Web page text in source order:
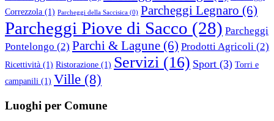
Correzzola (1) Parcheggi della Saccisica (0) Parcheggi Legnaro (6)
Parcheggi Piove di Sacco (28) Parcheggi
Pontelongo (2) Parchi & Lagune (6) Prodotti Agricoli (2)
Ricettività (1) Ristorazione (1) Servizi (16) Sport (3) Torri e
campanili (1) Ville (8)
Luoghi per Comune